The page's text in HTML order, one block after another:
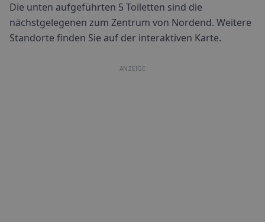
Die unten aufgeführten 5 Toiletten sind die
nächstgelegenen zum Zentrum von Nordend. Weitere
Standorte finden Sie auf der interaktiven Karte.
ANZEIGE